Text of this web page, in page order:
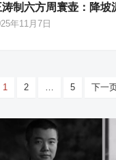
涛制六方周寰壶：降坡
年11月7日
1 2 … 5 下一